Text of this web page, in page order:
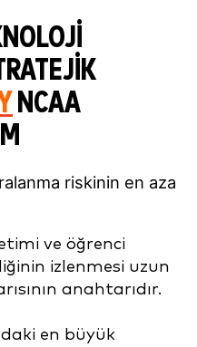
NCAA
riskinin en aza
ve öğrenci
izlenmesi uzun
anahtarıdır.
en büyük